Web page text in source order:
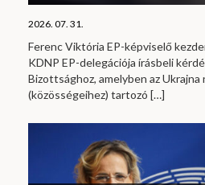
2026. 07. 31.
Ferenc Viktória EP-képviselő
KDNP EP-delegációja írásbeli
Bizottsághoz, amelyben az
(közösségeihez) tartozó […]